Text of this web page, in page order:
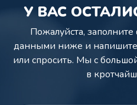
У ВАС
Пожалуйста,
данными ниже и
или спросить. Мы с
в